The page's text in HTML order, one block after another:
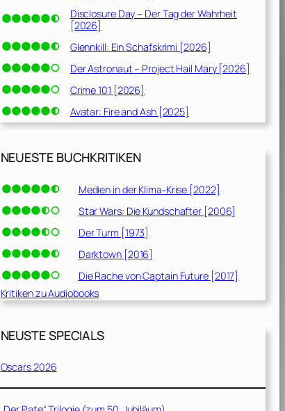
Disclosure Day – Der Tag der Wahrheit
[2026]
Glennkill: Ein Schafskrimi [2026]
Der Astronaut – Project Hail Mary [2026]
Crime 101 [2026]
Avatar: Fire and Ash [2025]
NEUESTE BUCHKRITIKEN
Medien in der Klima-Krise [2022]
Star Wars: Die Kundschafter [2006]
Der Turm [1973]
Darktown [2016]
Die Rache von Captain Future [2017]
Kritiken zu Audiobooks
NEUSTE SPECIALS
Oscars 2026